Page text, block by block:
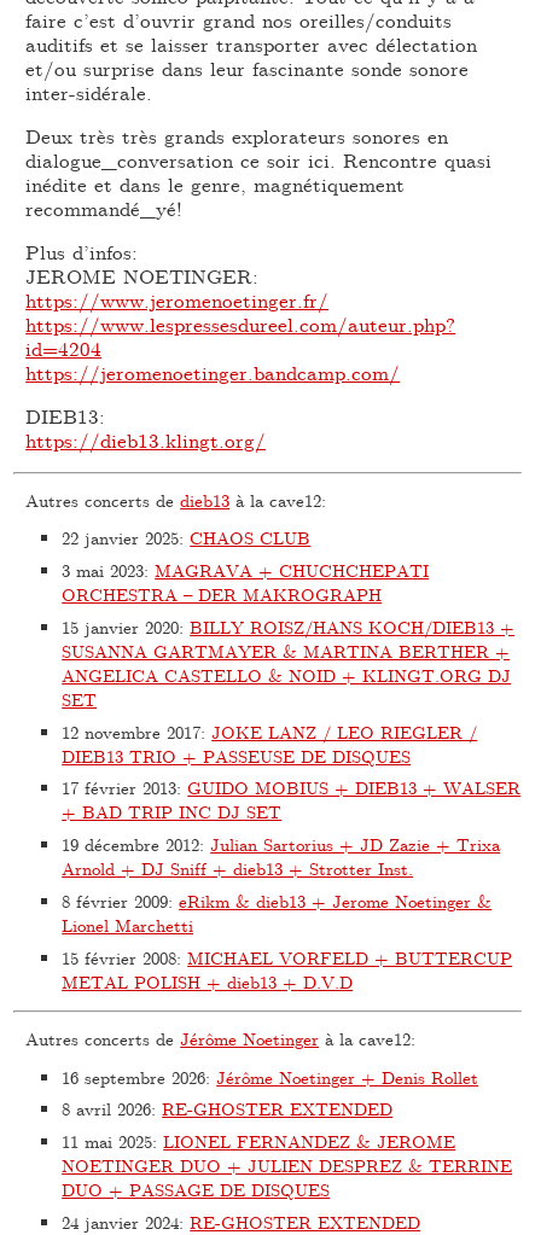
faire c’est d’ouvrir grand nos oreilles/conduits
auditifs et se laisser transporter avec délectation
et/ou surprise dans leur fascinante sonde sonore
inter-sidérale.
Deux très très grands explorateurs sonores en
dialogue_conversation ce soir ici. Rencontre quasi
inédite et dans le genre, magnétiquement
recommandé_yé!
Plus d’infos:
JEROME NOETINGER:
https://www.jeromenoetinger.fr/
https://www.lespressesdureel.com/auteur.php?
id=4204
https://jeromenoetinger.bandcamp.com/
DIEB13:
https://dieb13.klingt.org/
Autres concerts dedieb13 à la cave12:
22 janvier 2025:CHAOS CLUB
3 mai 2023:MAGRAVA + CHUCHCHEPATI
ORCHESTRA – DER MAKROGRAPH
15 janvier 2020:BILLY ROISZ/HANS KOCH/DIEB13 +
SUSANNA GARTMAYER & MARTINA BERTHER +
ANGELICA CASTELLO & NOID + KLINGT.ORG DJ
SET
12 novembre 2017:JOKE LANZ / LEO RIEGLER /
DIEB13 TRIO + PASSEUSE DE DISQUES
17 février 2013:GUIDO MOBIUS + DIEB13 + WALSER
+ BAD TRIP INC DJ SET
19 décembre 2012:Julian Sartorius + JD Zazie + Trixa
Arnold + DJ Sniff + dieb13 + Strotter Inst.
8 février 2009:eRikm & dieb13 + Jerome Noetinger &
Lionel Marchetti
15 février 2008:MICHAEL VORFELD + BUTTERCUP
METAL POLISH + dieb13 + D.V.D
Autres concerts deJérôme Noetinger à la cave12:
16 septembre 2026:Jérôme Noetinger + Denis Rollet
8 avril 2026:RE-GHOSTER EXTENDED
11 mai 2025:LIONEL FERNANDEZ & JEROME
NOETINGER DUO + JULIEN DESPREZ & TERRINE
DUO + PASSAGE DE DISQUES
24 janvier 2024:RE-GHOSTER EXTENDED